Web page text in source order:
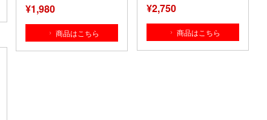
¥1,980
商品はこちら
¥2,750
商品はこちら